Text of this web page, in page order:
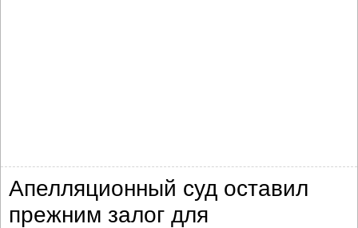
Апелляционный суд оставил
прежним залог для